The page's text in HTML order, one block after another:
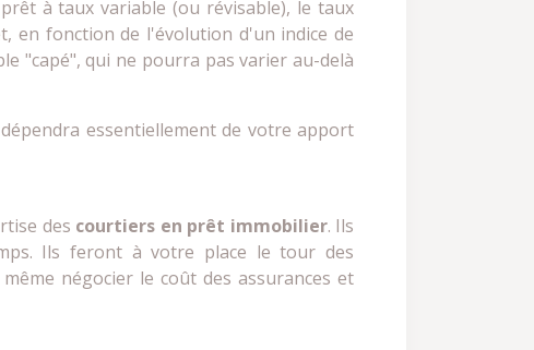
à taux variable (ou révisable), le taux
en fonction de l'évolution d'un indice de
"capé", qui ne pourra pas varier au-delà
essentiellement de votre apport
des courtiers en prêt immobilier. Ils
Ils feront à votre place le tour des
négocier le coût des assurances et